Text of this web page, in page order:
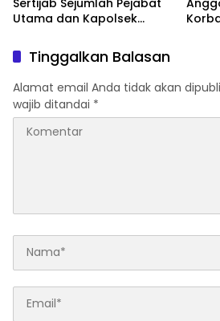
Utama dan Kapolsek
Organisasi
Tinggalkan Balasan
Alamat email Anda tidak akan
wajib ditandai *